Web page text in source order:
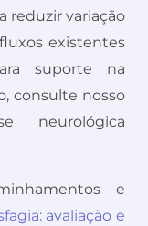
reduzir variação
existentes
suporte na
consulte nosso
neurológica
e
avaliação e